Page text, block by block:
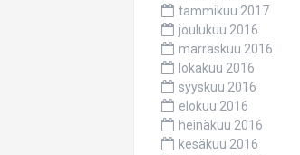
tammikuu 2017
joulukuu 2016
marraskuu 2016
lokakuu 2016
syyskuu 2016
elokuu 2016
heinäkuu 2016
kesäkuu 2016